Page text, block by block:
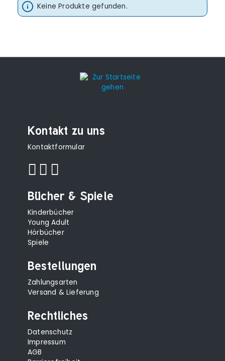
Keine Produkte gefunden.
Kontakt zu uns
Kontaktformular
Bücher & Spiele
Kinderbücher
Young Adult
Hörbücher
Spiele
Bestellungen
Zahlungsarten
Versand & Lieferung
Rechtliches
Datenschutz
Impressum
AGB